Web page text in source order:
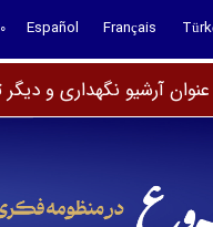
Français
Español
آرشیو نگهداری و